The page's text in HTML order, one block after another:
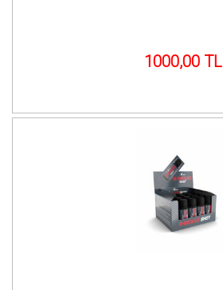
1000,00 TL